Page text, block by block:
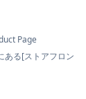
Page
ある[ストアフロン